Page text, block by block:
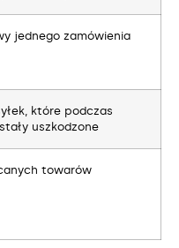
jednego zamówienia
które podczas
uszkodzone
towarów